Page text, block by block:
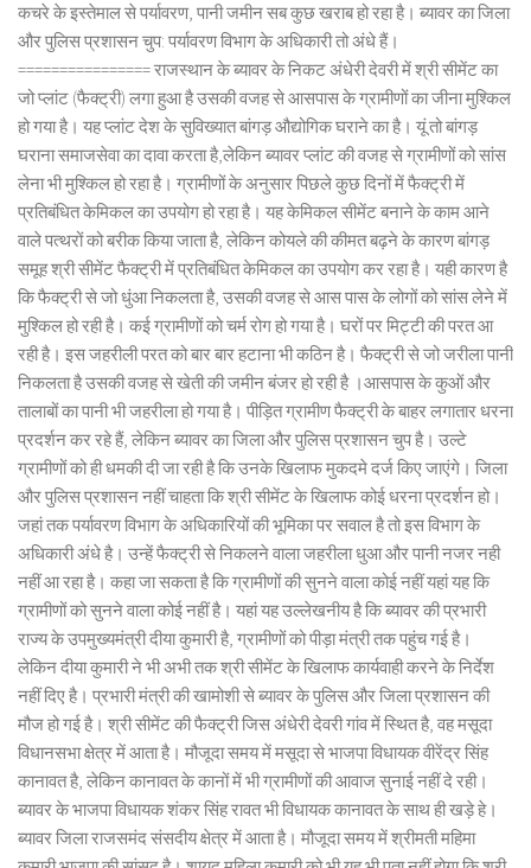
कचरे के इस्तेमाल से पर्यावरण, पानी जमीन सब कुछ खराब हो रहा है। ब्यावर का जिला
और पुलिस प्रशासन चुप: पर्यावरण विभाग के अधिकारी तो अंधे हैं।
================ राजस्थान के ब्यावर के निकट अंधेरी देवरी में श्री सीमेंट का
जो प्लांट (फैक्ट्री) लगा हुआ है उसकी वजह से आसपास के ग्रामीणों का जीना मुश्किल
हो गया है। यह प्लांट देश के सुविख्यात बांगड़ औद्योगिक घराने का है। यूं तो बांगड़
घराना समाजसेवा का दावा करता है,लेकिन ब्यावर प्लांट की वजह से ग्रामीणों को सांस
लेना भी मुश्किल हो रहा है। ग्रामीणों के अनुसार पिछले कुछ दिनों में फैक्ट्री में
प्रतिबंधित केमिकल का उपयोग हो रहा है। यह केमिकल सीमेंट बनाने के काम आने
वाले पत्थरों को बरीक किया जाता है, लेकिन कोयले की कीमत बढ़ने के कारण बांगड़
समूह श्री सीमेंट फैक्ट्री में प्रतिबंधित केमिकल का उपयोग कर रहा है। यही कारण है
कि फैक्ट्री से जो धुंआ निकलता है, उसकी वजह से आस पास के लोगों को सांस लेने में
मुश्किल हो रही है। कई ग्रामीणों को चर्म रोग हो गया है। घरों पर मिट्टी की परत आ
रही है। इस जहरीली परत को बार बार हटाना भी कठिन है। फैक्ट्री से जो जरीला पानी
निकलता है उसकी वजह से खेती की जमीन बंजर हो रही है ।आसपास के कुओं और
तालाबों का पानी भी जहरीला हो गया है। पीड़ित ग्रामीण फैक्ट्री के बाहर लगातार धरना
प्रदर्शन कर रहे हैं, लेकिन ब्यावर का जिला और पुलिस प्रशासन चुप है। उल्टे
ग्रामीणों को ही धमकी दी जा रही है कि उनके खिलाफ मुकदमे दर्ज किए जाएंगे। जिला
और पुलिस प्रशासन नहीं चाहता कि श्री सीमेंट के खिलाफ कोई धरना प्रदर्शन हो।
जहां तक पर्यावरण विभाग के अधिकारियों की भूमिका पर सवाल है तो इस विभाग के
अधिकारी अंधे है। उन्हें फैक्ट्री से निकलने वाला जहरीला धुआ और पानी नजर नही
नहीं आ रहा है। कहा जा सकता है कि ग्रामीणों की सुनने वाला कोई नहीं यहां यह कि
ग्रामीणों को सुनने वाला कोई नहीं है। यहां यह उल्लेखनीय है कि ब्यावर की प्रभारी
राज्य के उपमुख्यमंत्री दीया कुमारी है, ग्रामीणों को पीड़ा मंत्री तक पहुंच गई है।
लेकिन दीया कुमारी ने भी अभी तक श्री सीमेंट के खिलाफ कार्यवाही करने के निर्देश
नहीं दिए है। प्रभारी मंत्री की खामोशी से ब्यावर के पुलिस और जिला प्रशासन की
मौज हो गई है। श्री सीमेंट की फैक्ट्री जिस अंधेरी देवरी गांव में स्थित है, वह मसूदा
विधानसभा क्षेत्र में आता है। मौजूदा समय में मसूदा से भाजपा विधायक वीरेंद्र सिंह
कानावत है, लेकिन कानावत के कानों में भी ग्रामीणों की आवाज सुनाई नहीं दे रही।
ब्यावर के भाजपा विधायक शंकर सिंह रावत भी विधायक कानावत के साथ ही खड़े हे।
ब्यावर जिला राजसमंद संसदीय क्षेत्र में आता है। मौजूदा समय में श्रीमती महिमा